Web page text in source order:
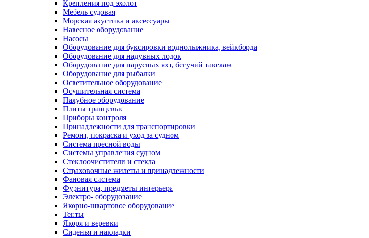
Крепления под эхолот
Мебель судовая
Морская акустика и аксессуары
Навесное оборудование
Насосы
Оборудование для буксировки воднолыжника, вейкборда
Оборудование для надувных лодок
Оборудование для парусных яхт, бегучий такелаж
Оборудование для рыбалки
Осветительное оборудование
Осушительная система
Палубное оборудование
Плиты транцевые
Приборы контроля
Принадлежности для транспортировки
Ремонт, покраска и уход за судном
Система пресной воды
Системы управления судном
Стеклоочистители и стекла
Страховочные жилеты и принадлежности
Фановая система
Фурнитура, предметы интерьера
Электро- оборудование
Якорно-швартовое оборудование
Тенты
Якоря и веревки
Сиденья и накладки